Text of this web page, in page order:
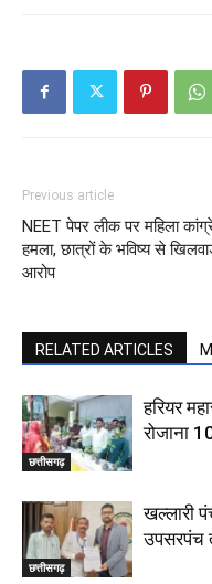
Previous article
NEET पेपर लीक पर महिला
हमला, छात्रों के भविष्य से
आरोप
RELATED ARTICLES
छत्तीसगढ़
हरियर
रोजाना
छत्तीसगढ़
खल्लारी
उपसरपंच